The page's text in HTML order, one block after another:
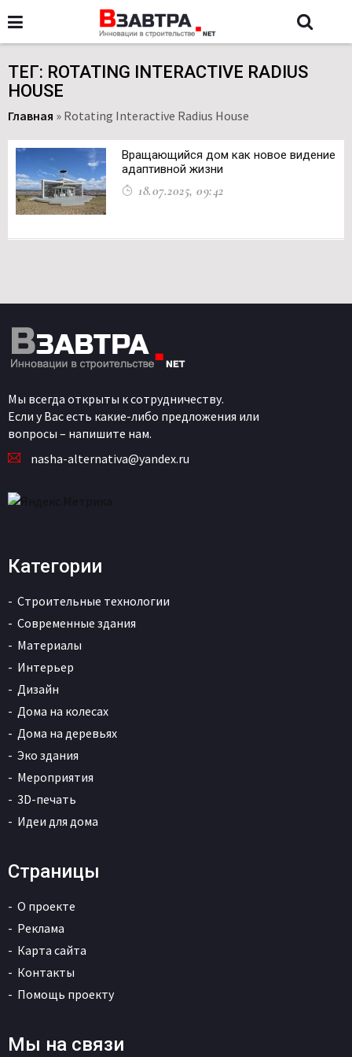
ТЕГ: ROTATING INTERACTIVE RADIUS
HOUSE
Главная » Rotating Interactive Radius House
Вращающийся дом как новое видение
адаптивной жизни
18.07.2025, 09:42
Мы всегда открыты к сотрудничеству.
Если у Вас есть какие-либо предложения или
вопросы – напишите нам.
nasha-alternativa@yandex.ru
Категории
Строительные технологии
Современные здания
Материалы
Интерьер
Дизайн
Дома на колесах
Дома на деревьях
Эко здания
Мероприятия
3D-печать
Идеи для дома
Страницы
О проекте
Реклама
Карта сайта
Контакты
Помощь проекту
Мы на связи